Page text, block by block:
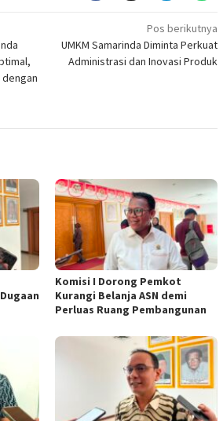
Pos berikutnya
UMKM Samarinda Diminta Perkuat
Administrasi dan Inovasi Produk
Komisi I Dorong Pemkot
Kurangi Belanja ASN demi
Perluas Ruang Pembangunan